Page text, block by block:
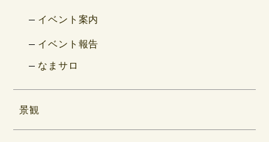
イベント案内
イベント報告
なまサロ
景観